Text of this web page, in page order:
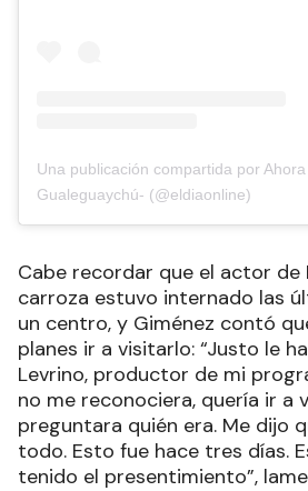
Una publicación compartida por
Gualeguaychú- (@eldiaonline)
Cabe recordar que el actor de
carroza estuvo internado las
un centro, y Giménez contó
planes ir a visitarlo: “Justo le
Levrino, productor de mi
no me reconociera, quería ir a
preguntara quién era. Me dijo
todo. Esto fue hace tres días.
tenido el presentimiento”,